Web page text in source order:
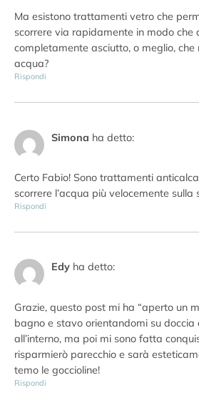
Ma esistono trattamenti vetro che
scorrere via rapidamente in modo che
completamente asciutto, o meglio,
acqua?
Rispondi
Simona ha detto:
Certo Fabio! Sono trattamenti
scorrere l’acqua più velocemente
Rispondi
Edy ha detto:
Grazie, questo post mi ha “aperto un
bagno e stavo orientandomi su doccia
all’interno, ma poi mi sono fatta
risparmierò parecchio e sarà
temo le goccioline!
Rispondi